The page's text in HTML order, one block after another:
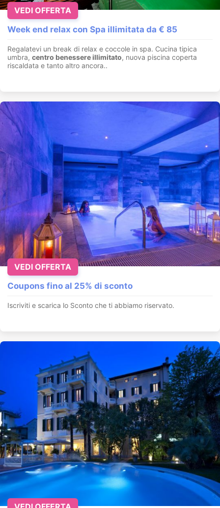
Week end relax con Spa illimitata da € 85
Regalatevi un break di relax e coccole in spa. Cucina tipica
umbra, centro benessere illimitato, nuova piscina coperta
riscaldata e tanto altro ancora..
VEDI OFFERTA
Coupons fino al 25% di sconto
Iscriviti e scarica lo Sconto che ti abbiamo riservato.
VEDI OFFERTA